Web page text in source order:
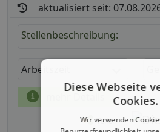
aktualisiert seit:
Stellenbeschreibung:
Arbeitszeit
Teilen
Diese Webseite
Cookies.
Wir verwenden